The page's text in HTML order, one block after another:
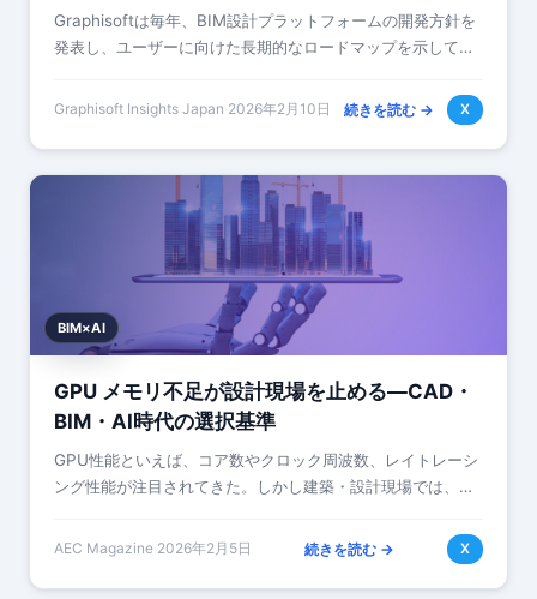
Graphisoftは毎年、BIM設計プラットフォームの開発方針を
発表し、ユーザーに向けた長期的なロードマップを示してき
業界においてBIM標準…
Graphisoft Insights Japan 2026年2月10日 続きを読む → X
BIM×AI
GPU メモリ不足が設計現場を止める—CAD・
BIM・AI時代の選択基準
GPU性能といえば、コア数やクロック周波数、レイトレーシ
ング性能が注目されてきた。しかし建築・設計現場では、む
がある。BIMモデルの複雑化、フォ…
AEC Magazine 2026年2月5日 続きを読む → X